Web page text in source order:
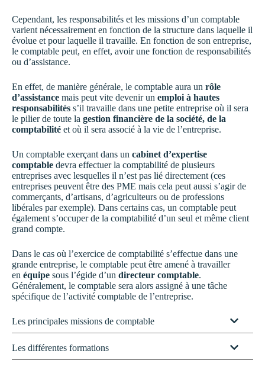
Cependant, les responsabilités et les missions d’un comptable
varient nécessairement en fonction de la structure dans laquelle il
évolue et pour laquelle il travaille. En fonction de son entreprise,
le comptable peut, en effet, avoir une fonction de responsabilités
ou d’assistance.
En effet, de manière générale, le comptable aura un rôle
d’assistance mais peut vite devenir un emploi à hautes
responsabilités s’il travaille dans une petite entreprise où il sera
le pilier de toute la gestion financière de la société, de la
comptabilité et où il sera associé à la vie de l’entreprise.
Un comptable exerçant dans un cabinet d’expertise
comptable devra effectuer la comptabilité de plusieurs
entreprises avec lesquelles il n’est pas lié directement (ces
entreprises peuvent être des PME mais cela peut aussi s’agir de
commerçants, d’artisans, d’agriculteurs ou de professions
libérales par exemple). Dans certains cas, un comptable peut
également s’occuper de la comptabilité d’un seul et même client
grand compte.
Dans le cas où l’exercice de comptabilité s’effectue dans une
grande entreprise, le comptable peut être amené à travailler
en équipe sous l’égide d’un directeur comptable.
Généralement, le comptable sera alors assigné à une tâche
spécifique de l’activité comptable de l’entreprise.
Les principales missions de comptable
Les différentes formations